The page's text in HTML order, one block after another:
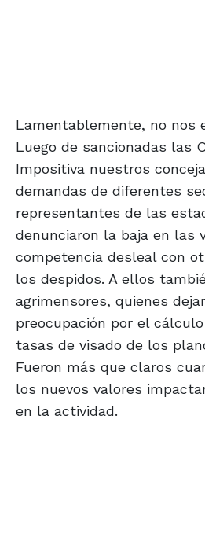
Lamentablemente, no nos
Luego de sancionadas las
Impositiva nuestros
demandas de diferentes
representantes de las
denunciaron la baja en las
competencia desleal con
los despidos. A ellos
agrimensores, quienes
preocupación por el
tasas de visado de los
Fueron más que claros
los nuevos valores
en la actividad.